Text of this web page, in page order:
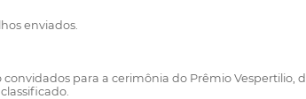
enviados.
para a cerimônia do Prêmio